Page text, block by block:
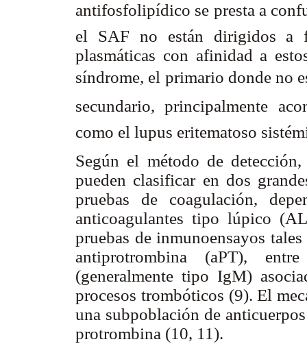
antifosfolipídico se presta a
el SAF no están dirigidos a
plasmáticas con afinidad a
síndrome, el primario donde no
secundario, principalmente
como el lupus eritematoso
Según el método de
pueden clasificar en dos
pruebas de coagulación,
anticoagulantes tipo lúpico
pruebas de inmunoensayos
antiprotrombina (aPT),
(generalmente tipo IgM)
procesos trombóticos (9). El
una subpoblación de
protrombina (10, 11).